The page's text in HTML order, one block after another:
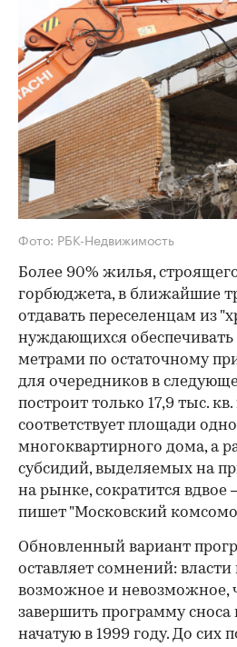
Фото: РБК-Недвижимость
Более 90% жилья,
горбюджета, в ближайшие
отдавать переселенцам из
нуждающихся
метрами по остаточному
для очередников в
построит только 17,9 тыс. кв.
соответствует площади
многоквартирного дома, а
субсидий, выделяемых на
на рынке, сократится вдвое
пишет "Московский
Обновленный вариант
оставляет сомнений: власти
возможное и невозможное,
завершить программу сноса
начатую в 1999 году. До сих